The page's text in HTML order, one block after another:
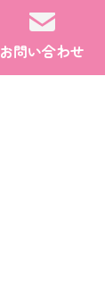
お問い合わせ